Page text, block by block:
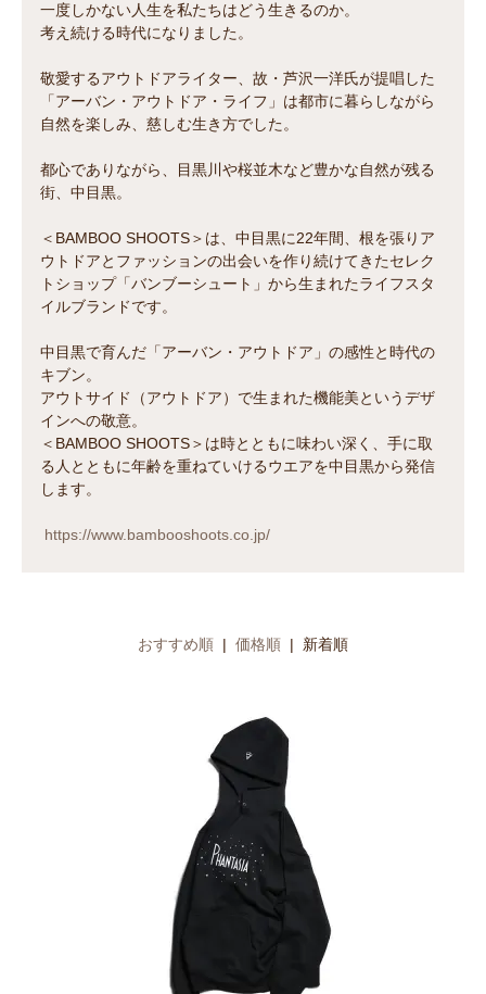
一度しかない人生を私たちはどう生きるのか。
考え続ける時代になりました。
敬愛するアウトドアライター、故・芦沢一洋氏が提唱した
「アーバン・アウトドア・ライフ」は都市に暮らしながら
自然を楽しみ、慈しむ生き方でした。
都心でありながら、目黒川や桜並木など豊かな自然が残る
街、中目黒。
＜BAMBOO SHOOTS＞は、中目黒に22年間、根を張りア
ウトドアとファッションの出会いを作り続けてきたセレク
トショップ「バンブーシュート」から生まれたライフスタ
イルブランドです。
中目黒で育んだ「アーバン・アウトドア」の感性と時代の
キブン。
アウトサイド（アウトドア）で生まれた機能美というデザ
インへの敬意。
＜BAMBOO SHOOTS＞は時とともに味わい深く、手に取
る人とともに年齢を重ねていけるウエアを中目黒から発信
します。
https://www.bambooshoots.co.jp/
おすすめ順 | 価格順 | 新着順